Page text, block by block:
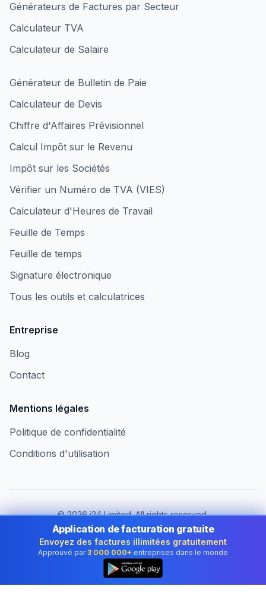
Générateurs de Factures par Secteur
Calculateur TVA
Calculateur de Salaire
Générateur de Bulletin de Paie
Calculateur de Devis
Chiffre d'Affaires Prévisionnel
Calcul Impôt sur le Revenu
Impôt sur les Sociétés
Vérifier un Numéro de TVA (VIES)
Calculateur d'Heures de Travail
Feuille de Temps
Feuille de temps
Signature électronique
Tous les outils et calculatrices
Entreprise
Blog
Contact
Mentions légales
Politique de confidentialité
Conditions d'utilisation
©2026i24 Limited. All rights reserved.
Au service des entreprises en France
Changer de pays :
France
Application de facturation gratuite
Envoyez des factures illimitées gratuitement
Approuvé par 3 000 000+ entreprises dans le monde